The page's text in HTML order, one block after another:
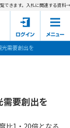
きます。入札に関連する資料→
需要創出を
要創出を
比1・20倍となる